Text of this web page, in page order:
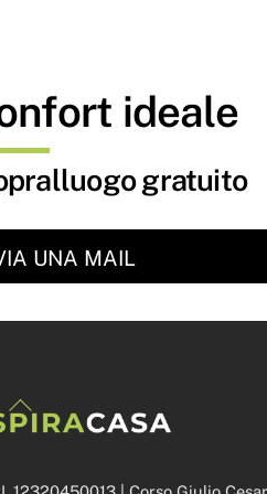
ideale
gratuito
UNA MAIL
Back
To